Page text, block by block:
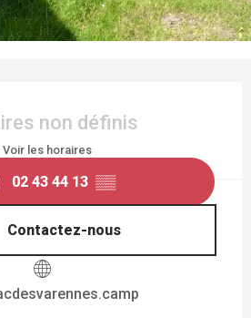
non définis
Voir les horaires
02 43 44 13 ▒▒
Contactez-nous